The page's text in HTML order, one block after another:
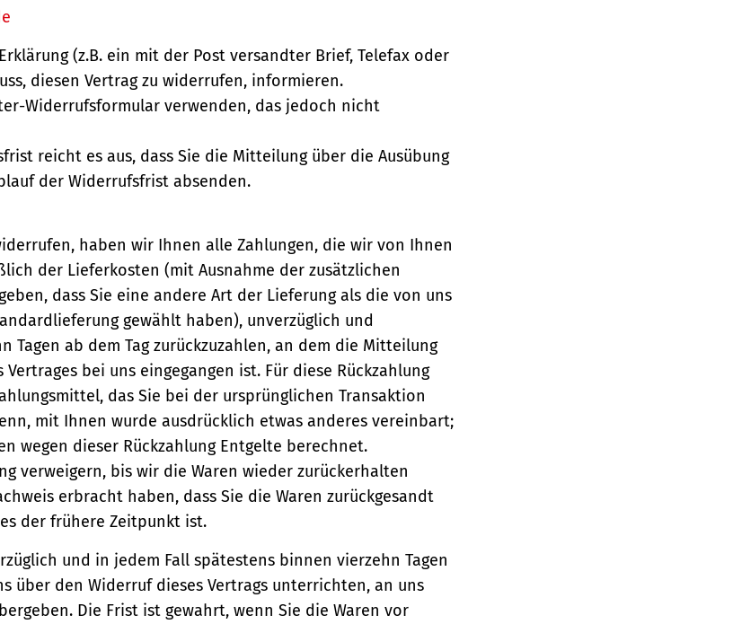
(z.B. ein mit der Post versandter Brief, Telefax oder
diesen Vertrag zu widerrufen, informieren.
Widerrufsformular verwenden, das jedoch nicht
reicht es aus, dass Sie die Mitteilung über die Ausübung
der Widerrufsfrist absenden.
haben wir Ihnen alle Zahlungen, die wir von Ihnen
der Lieferkosten (mit Ausnahme der zusätzlichen
dass Sie eine andere Art der Lieferung als die von uns
gewählt haben), unverzüglich und
Tagen ab dem Tag zurückzuzahlen, an dem die Mitteilung
bei uns eingegangen ist. Für diese Rückzahlung
das Sie bei der ursprünglichen Transaktion
mit Ihnen wurde ausdrücklich etwas anderes vereinbart;
wegen dieser Rückzahlung Entgelte berechnet.
verweigern, bis wir die Waren wieder zurückerhalten
erbracht haben, dass Sie die Waren zurückgesandt
der frühere Zeitpunkt ist.
und in jedem Fall spätestens binnen vierzehn Tagen
über den Widerruf dieses Vertrags unterrichten, an uns
Die Frist ist gewahrt, wenn Sie die Waren vor